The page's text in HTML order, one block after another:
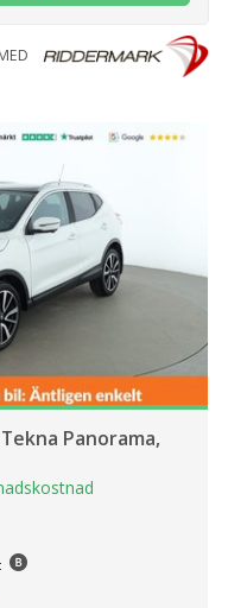
Panorama,